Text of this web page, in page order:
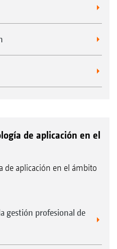
de aplicación en el
de aplicación en el ámbito
gestión profesional de